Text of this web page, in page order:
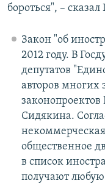
бороться", –
Закон "об
2012 году. В
депутатов
авторов многих
Сидякина.
общественное
в список
получают